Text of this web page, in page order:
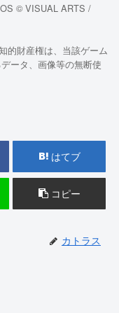
© VISUAL ARTS /
的財産権は、当該ゲーム
ータ、画像等の無断使
はてブ
コピー
カトラス